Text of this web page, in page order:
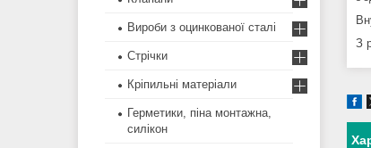
З
Вироби з оцинкованої сталі
Стрічки
Кріпильні матеріали
Герметики, піна монтажна,
силікон